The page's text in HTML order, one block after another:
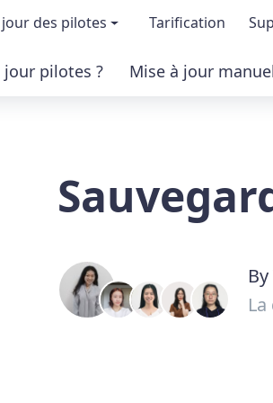
des pilotes
& fonctionnalités
pro
Tarification
pilotes ? Mise à jour